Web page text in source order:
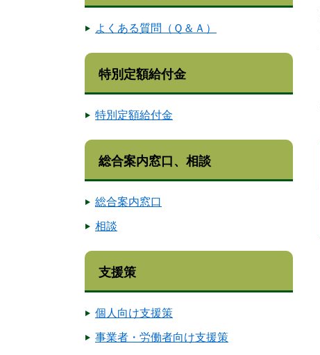
よくある質問（Ｑ＆Ａ）
特別定額給付金
特別定額給付金
総合案内窓口、相談
総合案内窓口
相談
支援策
個人向け支援策
事業者・労働者向け支援策